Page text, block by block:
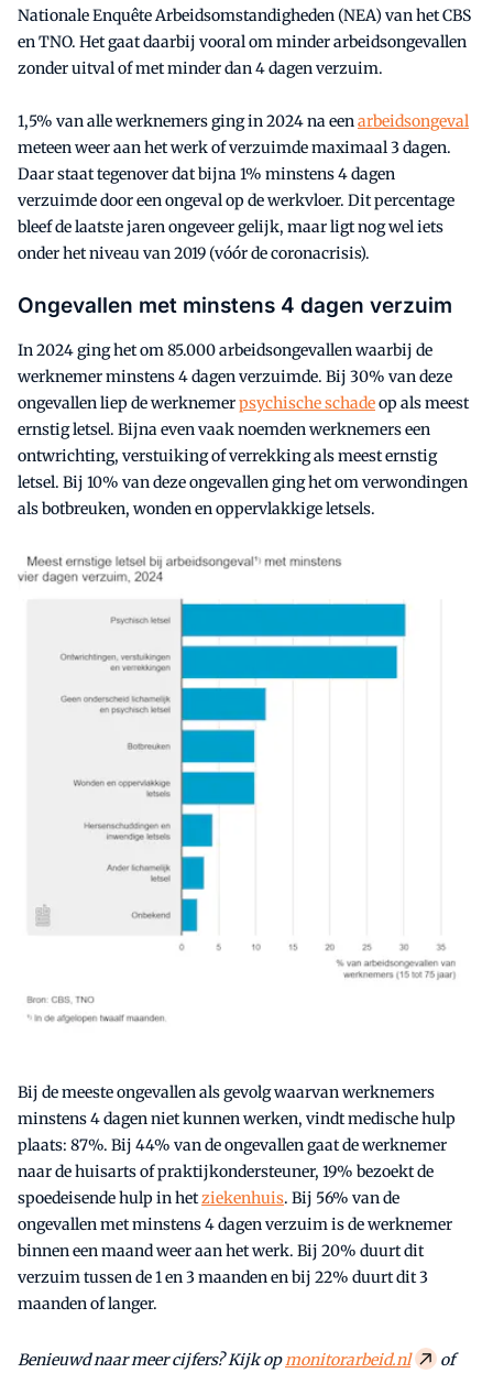
Nationale Enquête Arbeidsomstandigheden (NEA) van het CBS
en TNO. Het gaat daarbij vooral om minder arbeidsongevallen
zonder uitval of met minder dan 4 dagen verzuim.
1,5% van alle werknemers ging in 2024 na eenarbeidsongeval
meteen weer aan het werk of verzuimde maximaal 3 dagen.
Daar staat tegenover dat bijna 1% minstens 4 dagen
verzuimde door een ongeval op de werkvloer. Dit percentage
bleef de laatste jaren ongeveer gelijk, maar ligt nog wel iets
onder het niveau van 2019 (vóór de coronacrisis).
Ongevallen met minstens 4 dagen verzuim
In 2024 ging het om 85.000 arbeidsongevallen waarbij de
werknemer minstens 4 dagen verzuimde. Bij 30% van deze
ongevallen liep de werknemerpsychische schadeop als meest
ernstig letsel. Bijna even vaak noemden werknemers een
ontwrichting, verstuiking of verrekking als meest ernstig
letsel. Bij 10% van deze ongevallen ging het om verwondingen
als botbreuken, wonden en oppervlakkige letsels.
Bij de meeste ongevallen als gevolg waarvan werknemers
minstens 4 dagen niet kunnen werken, vindt medische hulp
plaats: 87%. Bij 44% van de ongevallen gaat de werknemer
naar de huisarts of praktijkondersteuner, 19% bezoekt de
spoedeisende hulp in hetziekenhuis. Bij 56% van de
ongevallen met minstens 4 dagen verzuim is de werknemer
binnen een maand weer aan het werk. Bij 20% duurt dit
verzuim tussen de 1 en 3 maanden en bij 22% duurt dit 3
maanden of langer.
Benieuwd naar meer cijfers? Kijk opmonitorarbeid.nl of